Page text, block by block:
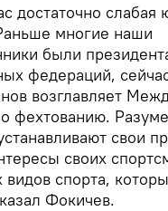
достаточно слабая
многие наши
были
федераций,
возглавляет
фехтованию.
свои
своих
видов спорта,
Фокичев.